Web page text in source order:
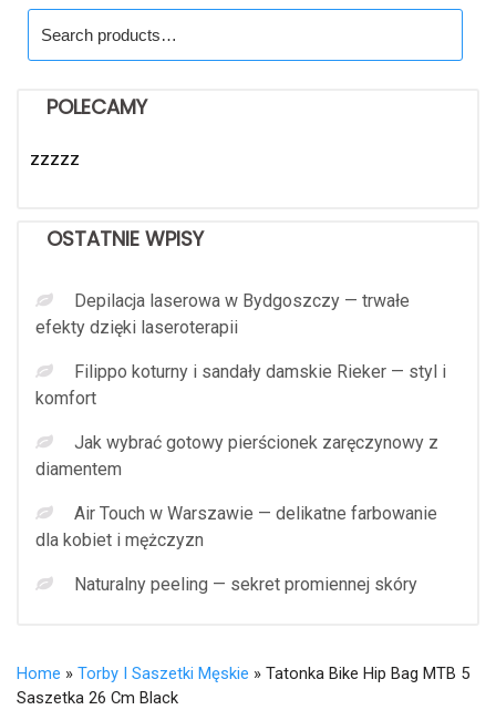
for:
POLECAMY
zzzzz
OSTATNIE WPISY
Depilacja laserowa w Bydgoszczy — trwałe
efekty dzięki laseroterapii
Filippo koturny i sandały damskie Rieker — styl i
komfort
Jak wybrać gotowy pierścionek zaręczynowy z
diamentem
Air Touch w Warszawie — delikatne farbowanie
dla kobiet i mężczyzn
Naturalny peeling — sekret promiennej skóry
Home » Torby I Saszetki Męskie » Tatonka Bike Hip Bag MTB 5
Saszetka 26 Cm Black